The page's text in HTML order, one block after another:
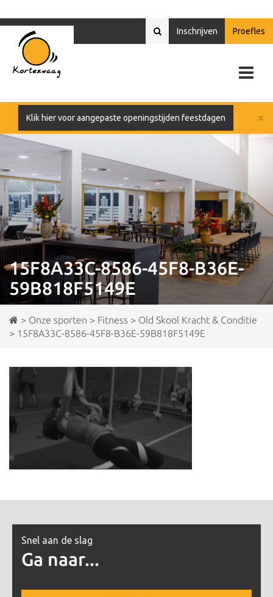
Inschrijven Proefles
×
Klik hier voor aangepaste openingstijden feestdagen
15F8A33C-8586-45F8-B36E-
59B818F5149E
> Onze sporten > Fitness > Old Skool Kracht & Conditie
> 15F8A33C-8586-45F8-B36E-59B818F5149E
Snel aan de slag
Ga naar...